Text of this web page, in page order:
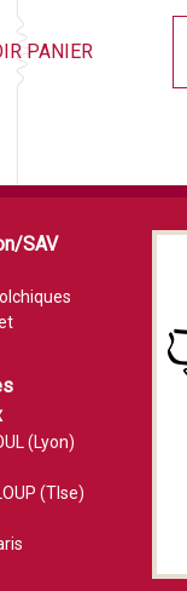
PANIER
SAV
(Lyon)
(Tlse)